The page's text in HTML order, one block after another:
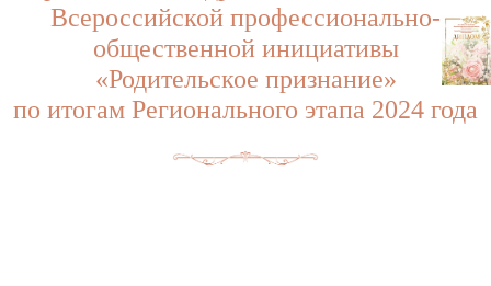
Всероссийской профессионально-
общественной инициативы
«Родительское признание»
по итогам Регионального этапа 2024 года